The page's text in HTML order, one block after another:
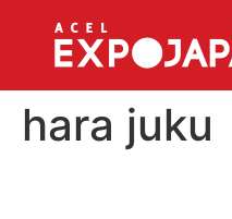
hara juku